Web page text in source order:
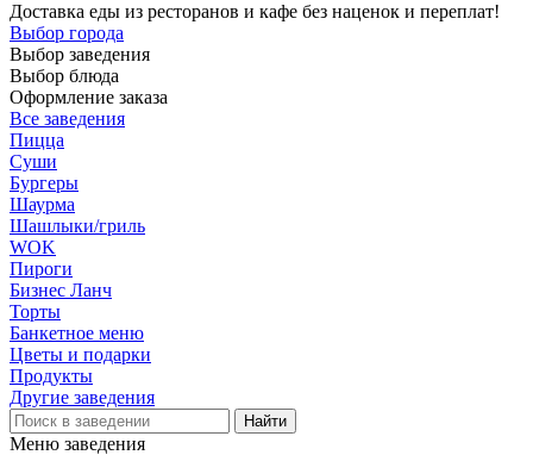
Доставка еды из ресторанов и кафе без наценок и переплат!
Выбор города
Выбор заведения
Выбор блюда
Оформление заказа
Все заведения
Пицца
Суши
Бургеры
Шаурма
Шашлыки/гриль
WOK
Пироги
Бизнес Ланч
Торты
Банкетное меню
Цветы и подарки
Продукты
Другие заведения
Меню заведения